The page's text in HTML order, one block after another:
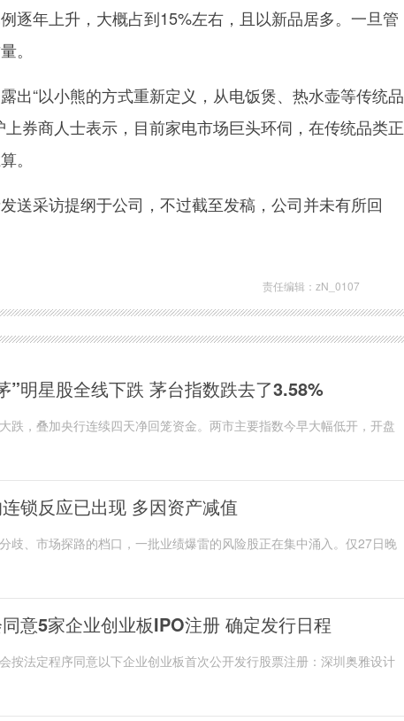
逐年上升，大概占到15%左右，且以新品居多。一旦管
。
出“以小熊的方式重新定义，从电饭煲、热水壶等传统品
券商人士表示，目前家电市场巨头环伺，在传统品类正
。
送采访提纲于公司，不过截至发稿，公司并未有所回
责任编辑：zN_0107
”明星股全线下跌 茅台指数跌去了3.58%
跌，叠加央行连续四天净回笼资金。两市主要指数今早大幅低开，开盘
锁反应已出现 多因资产减值
歧、市场探路的档口，一批业绩爆雷的风险股正在集中涌入。仅27日晚
意5家企业创业板IPO注册 确定发行日程
按法定程序同意以下企业创业板首次公开发行股票注册：深圳奥雅设计